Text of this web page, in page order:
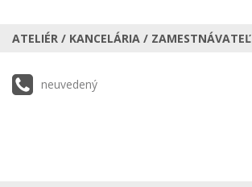
ATELIÉR / KANCELÁRIA / ZAMESTNÁVATEĽ
neuvedený